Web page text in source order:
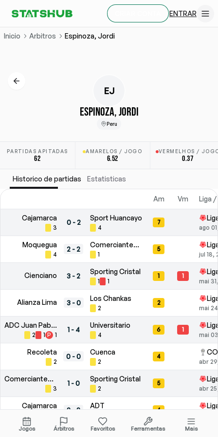
ENTRAR
Inicio Arbitros Espinoza, Jordi
EJ
ESPINOZA, JORDI
Peru
PARTIDAS APITADAS
62
AMARELOS / JOGO
6.52
VERMELHOS /
0.37
Historico de partidas Estatisticas
Am Vm Liga
Cajamarca
3
0-2
Sport Huancayo
4
7
ago
Moquegua
4
2 -2
Comerciantes Unidos
1
5
jul 18,
Cienciano 3 -2
Sporting Cristal
1 1
1 1
mai
Alianza Lima 3-0
Los Chankas
2
2
mai
ADC Juan Pablo II
2 1 P 1
1- 4
Universitario
4
6 1
mai
Recoleta
2
0 -0
Cuenca
2
4
abr
Comerciantes Unidos
3
1-0
Sporting Cristal
2
5
abr
Cajamarca
2 2
ADT
2 P
4
Ind. del Valle UCV
Jogos Árbitros Favoritos Ferramentas Mais